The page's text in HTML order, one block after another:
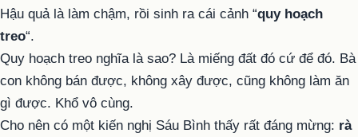
Hậu quả là làm chậm, rồi sinh ra cái cảnh “quy hoạch
treo“.
Quy hoạch treo nghĩa là sao? Là miếng đất đó cứ để đó. Bà
con không bán được, không xây được, cũng không làm ăn
gì được. Khổ vô cùng.
Cho nên có một kiến nghị Sáu Bình thấy rất đáng mừng: rà